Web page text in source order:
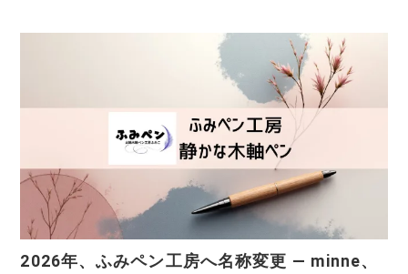
o
2026年、ふみペン工房へ名称変更 ― minne、